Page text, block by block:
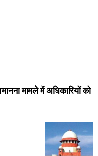
मामले में अधिकारियों को